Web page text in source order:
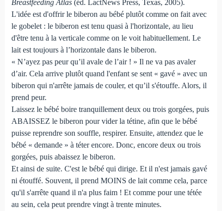
Breastfeeding Atlas(éd. LactNews Press, Texas, 2005).
L'idée est d'offrir le biberon au bébé plutôt comme on fait avec
le gobelet : le biberon est tenu quasi à l'horizontale, au lieu
d'être tenu à la verticale comme on le voit habituellement. Le
lait est toujours à l’horizontale dans le biberon.
« N’ayez pas peur qu’il avale de l’air ! » Il ne va pas avaler
d’air. Cela arrive plutôt quand l'enfant se sent « gavé » avec un
biberon qui n'arrête jamais de couler, et qu’il s'étouffe. Alors, il
prend peur.
Laissez le bébé boire tranquillement deux ou trois gorgées, puis
ABAISSEZ le biberon pour vider la tétine, afin que le bébé
puisse reprendre son souffle, respirer. Ensuite, attendez que le
bébé « demande » à téter encore. Donc, encore deux ou trois
gorgées, puis abaissez le biberon.
Et ainsi de suite. C'est le bébé qui dirige. Et il n'est jamais gavé
ni étouffé. Souvent, il prend MOINS de lait comme cela, parce
qu'il s'arrête quand il n'a plus faim ! Et comme pour une tétée
au sein, cela peut prendre vingt à trente minutes.